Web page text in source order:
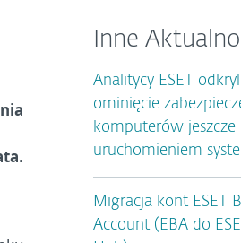
Inne
Analitycy ESET
ominięcie
komputerów jeszcze
uruchomieniem
Migracja kont ESET
Account (EBA do